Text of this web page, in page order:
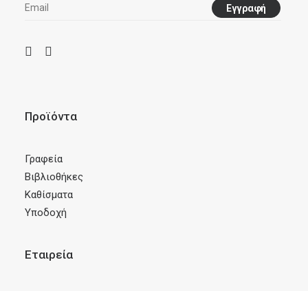
Προϊόντα
Γραφεία
Βιβλιοθήκες
Καθίσματα
Υποδοχή
Εταιρεία